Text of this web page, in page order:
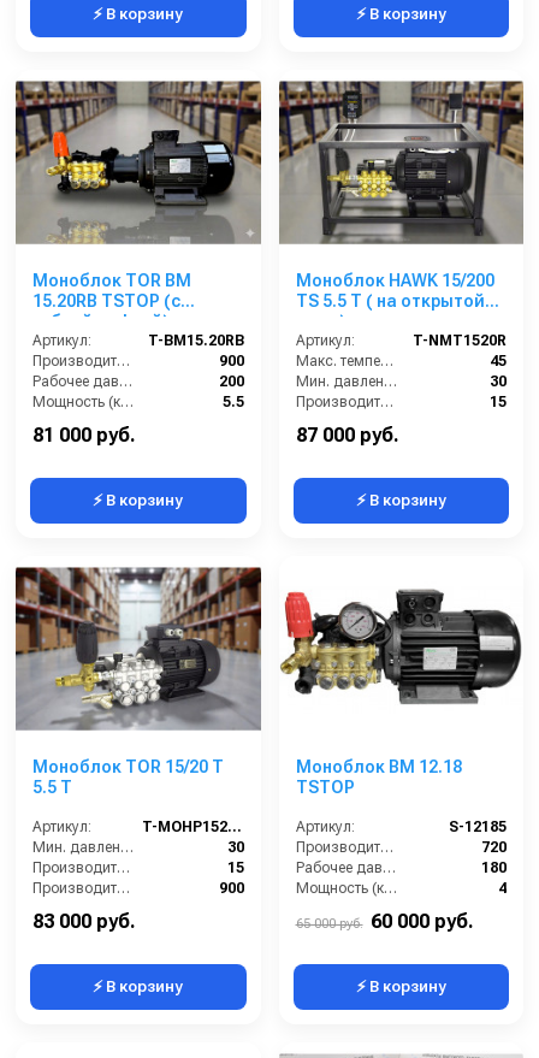
⚡ В корзину ⚡ В корзину
Моноблок TOR BM
15.20RB TSTOP (с
гибкой муфтой)
Артикул:
T-BM15.20RB
Производительность (л/ч):
900
Рабочее давление (бар):
200
Мощность (кВт):
5.5
Электропитание (В):
81 000 руб.
⚡ В корзину
Моноблок HAWK 15/200
TS 5.5 T ( на открытой
раме)
Артикул:
T-NMT1520R
Макс. температура воды (°C):
45
Мин. давление (бар):
30
Производительность (л/мин):
15
Производительность (л/ч):
87 000 руб.
⚡ В корзину
Моноблок TOR 15/20 T
5.5 T
Артикул:
T-MOHP1520RN
Мин. давление (бар):
30
Производительность (л/мин):
15
Производительность (л/ч):
900
Давление (бар):
83 000 руб.
⚡ В корзину
Моноблок BM 12.18
TSTOP
Артикул:
S-12185
Производительность (л/ч):
720
Рабочее давление (бар):
180
Мощность (кВт):
4
65 000 руб. 60 000 руб.
⚡ В корзину